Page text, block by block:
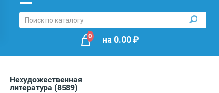
0 на 0.00₽
Нехудожественная
литература (8589)